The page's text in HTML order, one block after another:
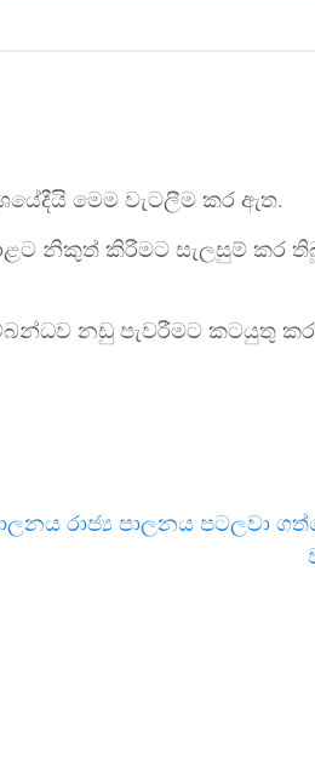
මෙම වැටලීම කර ඇත.
නිකුත් කිරීමට සැලසුම් කර
නඩු පැවරීමට කටයුතු
රාජ්‍ය පාලනය පටලවා